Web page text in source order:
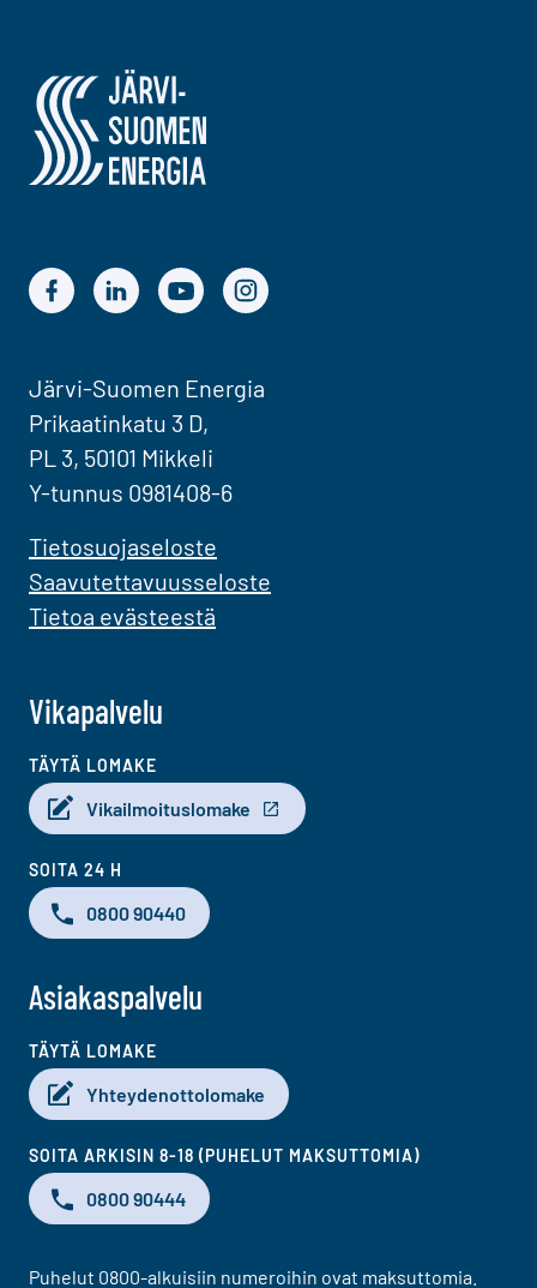
Järvi-Suomen Energia
Järvi-Suomen Energian Facebook
Järvi-Suomen Energian LinkedIn
Järvi-Suomen Energian YouTube
Järvi-Suomen Energian Instagram
Järvi-Suomen Energia
Prikaatinkatu 3 D,
PL 3, 50101 Mikkeli
Y-tunnus 0981408-6
Tietosuojaseloste
Saavutettavuusseloste
Tietoa evästeestä
Vikapalvelu
TÄYTÄ LOMAKE
Vikailmoituslomake
SOITA 24 H
0800 90440
Asiakaspalvelu
TÄYTÄ LOMAKE
Yhteydenottolomake
SOITA ARKISIN 8-18 (PUHELUT MAKSUTTOMIA)
0800 90444
Puhelut 0800-alkuisiin numeroihin ovat maksuttomia.